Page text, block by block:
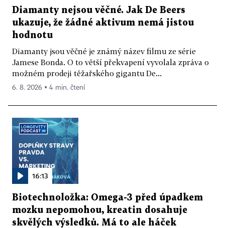
Diamanty nejsou věčné. Jak De Beers
ukazuje, že žádné aktivum nemá jistou
hodnotu
Diamanty jsou věčné je známý název filmu ze série
Jamese Bonda. O to větší překvapení vyvolala zpráva o
možném prodeji těžařského gigantu De...
6. 8. 2026 ▪ 4 min. čtení
16:13
Biotechnoložka: Omega-3 před úpadkem
mozku nepomohou, kreatin dosahuje
skvělých výsledků. Má to ale háček